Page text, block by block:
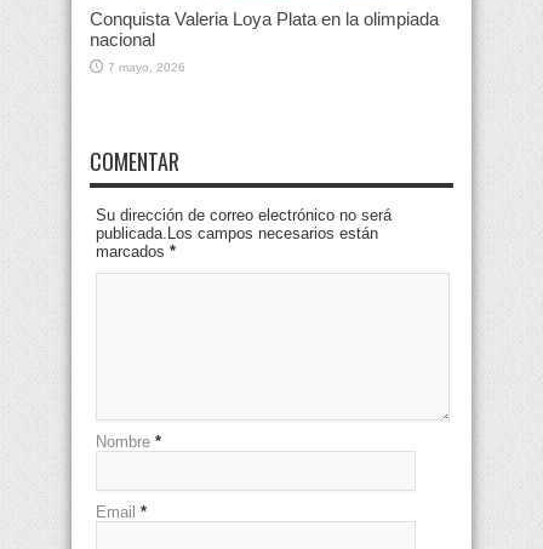
Conquista Valeria Loya Plata en la olimpiada
nacional
7 mayo, 2026
COMENTAR
Su dirección de correo electrónico no será
publicada.Los campos necesarios están
marcados *
Nombre *
Email *